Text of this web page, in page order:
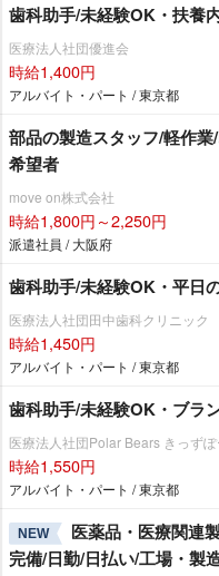
歯科助手/未経験OK・扶養
医療法人社団優進会
時給1,400円
アルバイト・パート / 東京都
部品の製造スタッフ/軽作
希望者
move on株式会社
時給1,800円～2,250円
派遣社員 / 大阪府
歯科助手/未経験OK・平日
医療法人社団田中歯科クリニック
時給1,450円
アルバイト・パート / 東京都
歯科助手/未経験OK・ブラ
医療法人社団Polar Bears きっず
時給1,550円
アルバイト・パート / 東京都
NEW
医薬品・医療関連
完備/日勤/日払い/工場・製